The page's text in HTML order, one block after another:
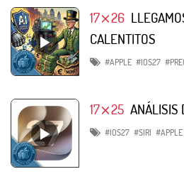
17⨯26
CALENTITOS
#APPLE #IOS27
17⨯25 ANÁLISIS
#IOS27 #SIRI #APPLE